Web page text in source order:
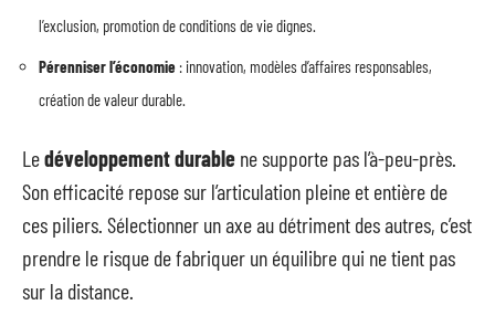
l’exclusion, promotion de conditions de vie dignes.
Pérenniser l’économie : innovation, modèles d’affaires responsables,
création de valeur durable.
Ledéveloppement durable ne supporte pas l’à-peu-près.
Son efficacité repose sur l’articulation pleine et entière de
ces piliers. Sélectionner un axe au détriment des autres, c’est
prendre le risque de fabriquer un équilibre qui ne tient pas
sur la distance.